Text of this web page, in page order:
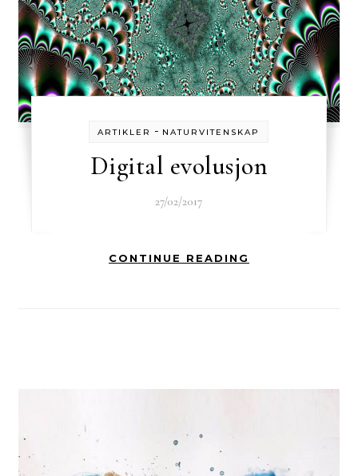
ARTIKLER - NATURVITENSKAP
Digital evolusjon
27/02/2017
CONTINUE READING